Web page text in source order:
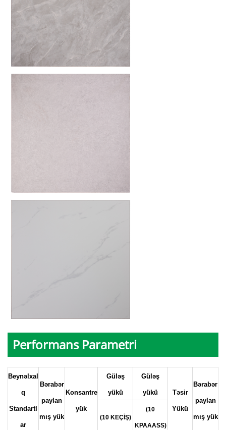
Performans Parametri
Beynəlxal
q
Standartl
ar
Bərabər
paylan
mış yük
Konsantre
yük
Güləş
yükü
Güləş
yükü Təsir
Yükü
Bərabər
paylan
mış yük
(10 KEÇİŞ)
(10
KPAAASS)